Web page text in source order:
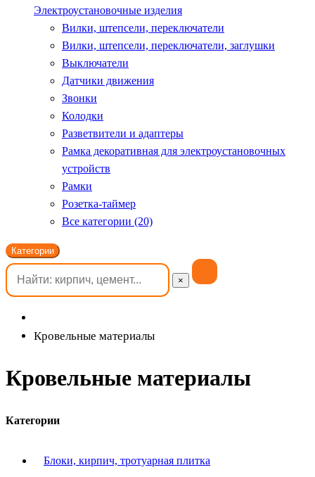
Электроустановочные изделия
Вилки, штепсели, переключатели
Вилки, штепсели, переключатели, заглушки
Выключатели
Датчики движения
Звонки
Колодки
Разветвители и адаптеры
Рамка декоративная для электроустановочных
устройств
Рамки
Розетка-таймер
Все категории (20)
Категории
×
Кровельные материалы
Кровельные материалы
Категории
Блоки, кирпич, тротуарная плитка